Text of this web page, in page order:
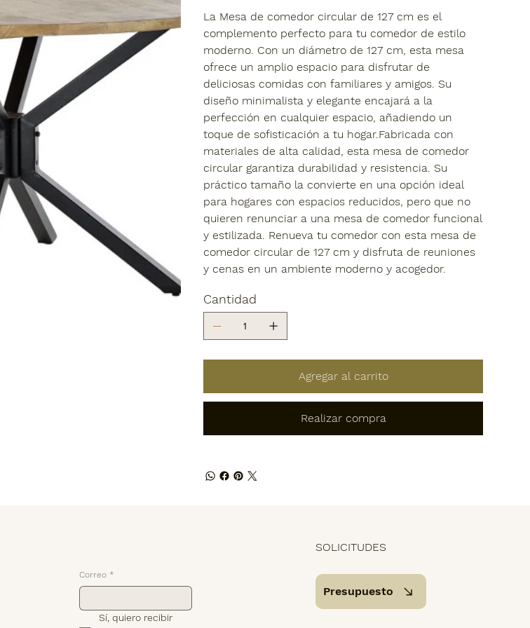
La Mesa de comedor circular de 127 cm es el
complemento perfecto para tu comedor de estilo
moderno. Con un diámetro de 127 cm, esta mesa
ofrece un amplio espacio para disfrutar de
deliciosas comidas con familiares y amigos. Su
diseño minimalista y elegante encajará a la
perfección en cualquier espacio, añadiendo un
toque de sofisticación a tu hogar.Fabricada con
materiales de alta calidad, esta mesa de comedor
circular garantiza durabilidad y resistencia. Su
práctico tamaño la convierte en una opción ideal
para hogares con espacios reducidos, pero que no
quieren renunciar a una mesa de comedor funcional
y estilizada. Renueva tu comedor con esta mesa de
comedor circular de 127 cm y disfruta de reuniones
y cenas en un ambiente moderno y acogedor.
Cantidad
Agregar al carrito
Realizar compra
Correo *
Sí, quiero recibir
SOLICITUDES
Presupuesto